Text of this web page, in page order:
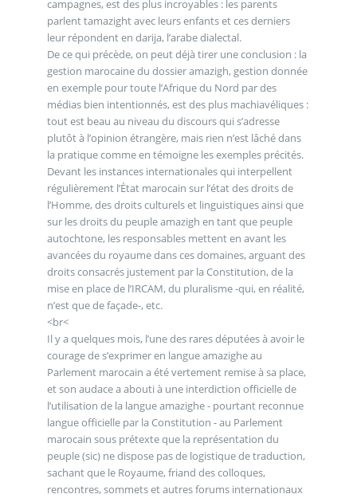
campagnes, est des plus incroyables : les parents
parlent tamazight avec leurs enfants et ces derniers
leur répondent en darija, l’arabe dialectal.
De ce qui précède, on peut déjà tirer une conclusion : la
gestion marocaine du dossier amazigh, gestion donnée
en exemple pour toute l’Afrique du Nord par des
médias bien intentionnés, est des plus machiavéliques :
tout est beau au niveau du discours qui s’adresse
plutôt à l’opinion étrangère, mais rien n’est lâché dans
la pratique comme en témoigne les exemples précités.
Devant les instances internationales qui interpellent
régulièrement l’État marocain sur l’état des droits de
l’Homme, des droits culturels et linguistiques ainsi que
sur les droits du peuple amazigh en tant que peuple
autochtone, les responsables mettent en avant les
avancées du royaume dans ces domaines, arguant des
droits consacrés justement par la Constitution, de la
mise en place de l’IRCAM, du pluralisme -qui, en réalité,
n’est que de façade-, etc.
<br<
Il y a quelques mois, l’une des rares députées à avoir le
courage de s’exprimer en langue amazighe au
Parlement marocain a été vertement remise à sa place,
et son audace a abouti à une interdiction officielle de
l’utilisation de la langue amazighe - pourtant reconnue
langue officielle par la Constitution - au Parlement
marocain sous prétexte que la représentation du
peuple (sic) ne dispose pas de logistique de traduction,
sachant que le Royaume, friand des colloques,
rencontres, sommets et autres forums internationaux